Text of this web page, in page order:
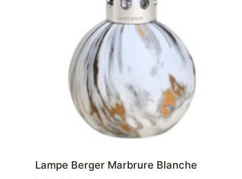
Lampe Berger Marbrure Blanche